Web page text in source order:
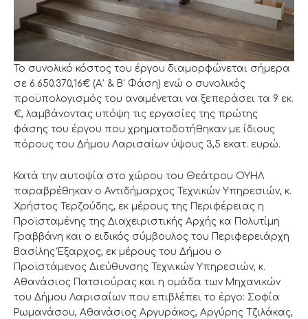
Το συνολικό κόστος του έργου διαμορφώνεται σήμερα
σε 6.650.370,16€ (Α’ & Β’ Φάση) ενώ ο συνολικός
προϋπολογισμός του αναμένεται να ξεπεράσει τα 9 εκ.
€, λαμβάνοντας υπόψη τις εργασίες της πρώτης
φάσης του έργου που χρηματοδοτήθηκαν με ίδιους
πόρους του Δήμου Λαρισαίων ύψους 3,5 εκατ. ευρώ.
Κατά την αυτοψία στο χώρου του Θεάτρου ΟΥΗΛ
παραβρέθηκαν ο Αντιδήμαρχος Τεχνικών Υπηρεσιών, κ.
Χρήστος Τερζούδης, εκ μέρους της Περιφέρειας η
Προϊσταμένης της Διαχειριστικής Αρχής κα Πολυτίμη
Γραββάνη και ο ειδικός σύμβουλος του Περιφερειάρχη
Βασίλης Έξαρχος, εκ μέρους του Δήμου ο
Προϊστάμενος Διεύθυνσης Τεχνικών Υπηρεσιών, κ.
Αθανάσιος Πατσιούρας και η ομάδα των Μηχανικών
του Δήμου Λαρισαίων που επιβλέπει το έργο: Σοφία
Ρωμανάσου, Αθανάσιος Αργυράκος, Αργύρης Τζιλάκας,